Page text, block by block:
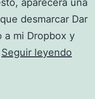
desmarcar Dar
a mi Dropbox y
Seguir leyendo